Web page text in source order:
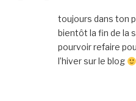
toujours dans ton
bientôt la fin de la
pourvoir refaire
l’hiver sur le blog